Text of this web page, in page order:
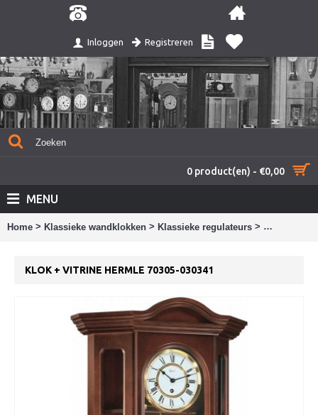
Inloggen Registreren
0 product(en) - €0,00
MENU
Home > Klassieke wandklokken > Klassieke regulateurs > Klok +
KLOK + VITRINE HERMLE 70305-030341